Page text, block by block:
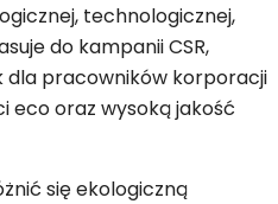
technologicznej,
do kampanii CSR,
dla pracowników korporacji
eco oraz wysoką jakość
się ekologiczną